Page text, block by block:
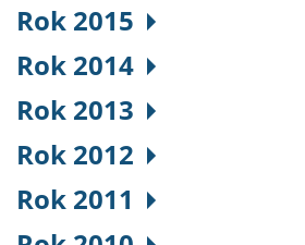
Rok 2015
Rok 2014
Rok 2013
Rok 2012
Rok 2011